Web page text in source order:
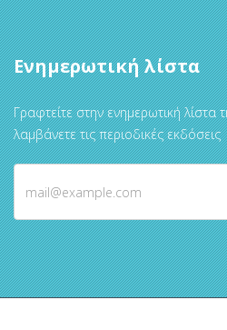
Ενημερωτική λίστα
Γραφτείτε στην ενημερωτική λίστα
λαμβάνετε τις περιοδικές εκδόσεις